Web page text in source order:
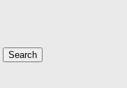
Search